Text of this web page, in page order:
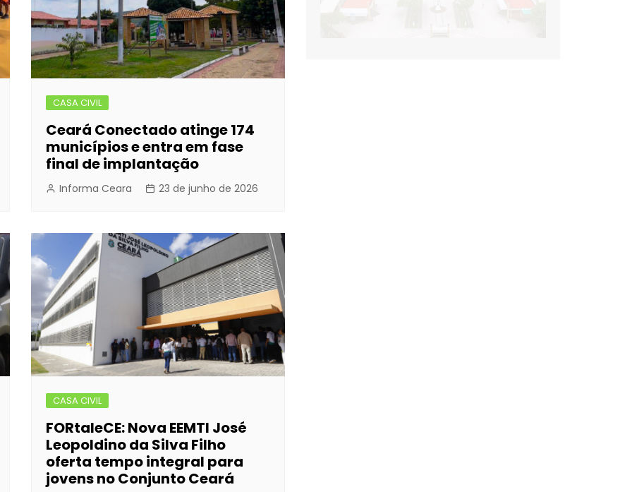
CASA CIVIL
Ceará Conectado atinge 174
municípios e entra em fase
final de implantação
Informa Ceara 23 de junho de 2026
CASA CIVIL
FORtaleCE: Nova EEMTI José
Leopoldino da Silva Filho
oferta tempo integral para
jovens no Conjunto Ceará